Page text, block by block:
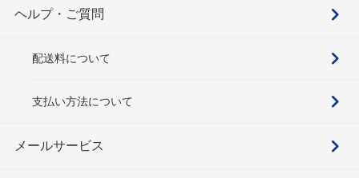
ヘルプ・ご質問
配送料について
支払い方法について
メールサービス